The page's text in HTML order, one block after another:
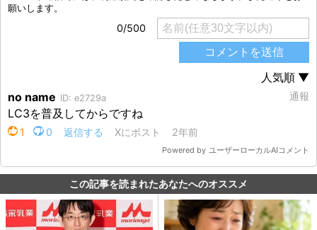
この記事を読まれたあなたへのオススメ